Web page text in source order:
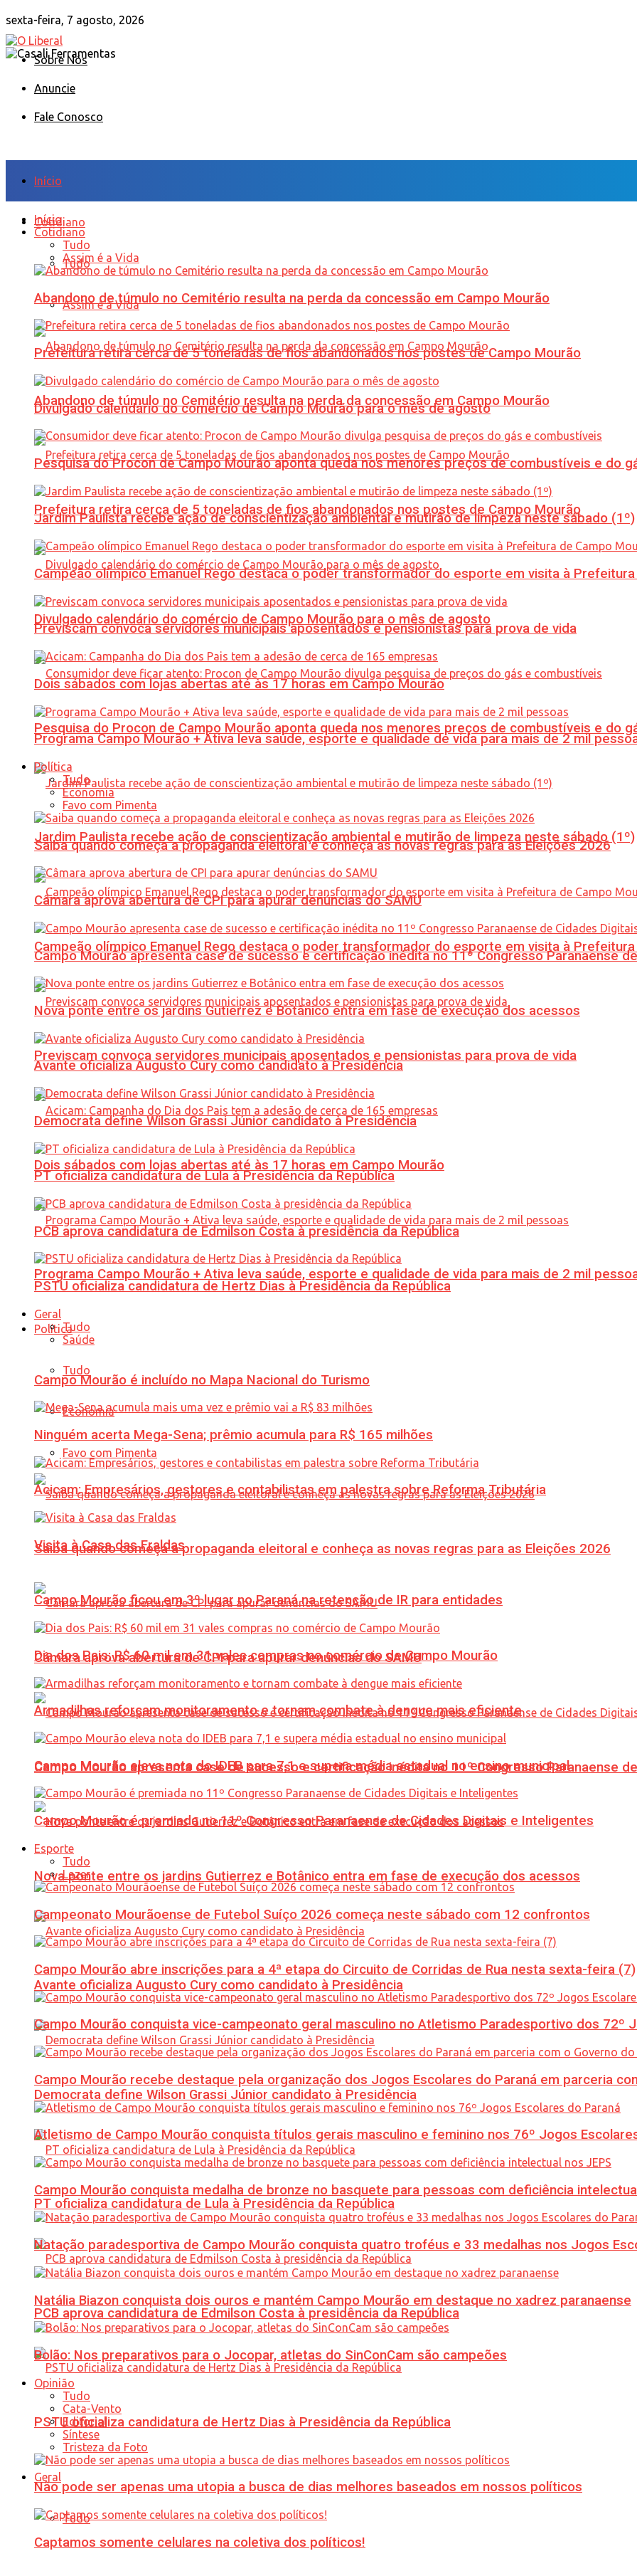
sexta-feira, 7 agosto, 2026
Sobre Nós
Anuncie
Fale Conosco
Início
Cotidiano
Tudo
Assim é a Vida
Abandono de túmulo no Cemitério resulta na perda da concessão em Campo Mourão
Prefeitura retira cerca de 5 toneladas de fios abandonados nos postes de Campo Mourão
Divulgado calendário do comércio de Campo Mourão para o mês de agosto
Pesquisa do Procon de Campo Mourão aponta queda nos menores preços de combustíveis e do
Jardim Paulista recebe ação de conscientização ambiental e mutirão de limpeza neste sábado (1º)
Campeão olímpico Emanuel Rego destaca o poder transformador do esporte em visita à
Previscam convoca servidores municipais aposentados e pensionistas para prova de vida
Dois sábados com lojas abertas até às 17 horas em Campo Mourão
Programa Campo Mourão + Ativa leva saúde, esporte e qualidade de vida para mais de 2 mil
Política
Tudo
Economia
Favo com Pimenta
Saiba quando começa a propaganda eleitoral e conheça as novas regras para as Eleições 2026
Câmara aprova abertura de CPI para apurar denúncias do SAMU
Campo Mourão apresenta case de sucesso e certificação inédita no 11º Congresso Paranaense
Nova ponte entre os jardins Gutierrez e Botânico entra em fase de execução dos acessos
Avante oficializa Augusto Cury como candidato à Presidência
Democrata define Wilson Grassi Júnior candidato à Presidência
PT oficializa candidatura de Lula à Presidência da República
PCB aprova candidatura de Edmilson Costa à presidência da República
PSTU oficializa candidatura de Hertz Dias à Presidência da República
Geral
Tudo
Início
Cotidiano
Tudo
Assim é a Vida
Abandono de túmulo no Cemitério resulta na perda da concessão em Campo Mourão
Prefeitura retira cerca de 5 toneladas de fios abandonados nos postes de Campo Mourão
Divulgado calendário do comércio de Campo Mourão para o mês de agosto
Pesquisa do Procon de Campo Mourão aponta queda nos menores preços de combustíveis e do
Jardim Paulista recebe ação de conscientização ambiental e mutirão de limpeza neste sábado (1º)
Campeão olímpico Emanuel Rego destaca o poder transformador do esporte em visita à
Previscam convoca servidores municipais aposentados e pensionistas para prova de vida
Dois sábados com lojas abertas até às 17 horas em Campo Mourão
Programa Campo Mourão + Ativa leva saúde, esporte e qualidade de vida para mais de 2 mil
Política
Tudo
Economia
Favo com Pimenta
Saiba quando começa a propaganda eleitoral e conheça as novas regras para as Eleições 2026
Câmara aprova abertura de CPI para apurar denúncias do SAMU
Campo Mourão apresenta case de sucesso e certificação inédita no 11º Congresso Paranaense
Nova ponte entre os jardins Gutierrez e Botânico entra em fase de execução dos acessos
Avante oficializa Augusto Cury como candidato à Presidência
Democrata define Wilson Grassi Júnior candidato à Presidência
PT oficializa candidatura de Lula à Presidência da República
PCB aprova candidatura de Edmilson Costa à presidência da República
PSTU oficializa candidatura de Hertz Dias à Presidência da República
Geral
Tudo
Saúde
Campo Mourão é incluído no Mapa Nacional do Turismo
Ninguém acerta Mega-Sena; prêmio acumula para R$ 165 milhões
Acicam: Empresários, gestores e contabilistas em palestra sobre Reforma Tributária
Visita à Casa das Fraldas
Campo Mourão ficou em 3º lugar no Paraná na retenção de IR para entidades
Dia dos Pais: R$ 60 mil em 31 vales compras no comércio de Campo Mourão
Armadilhas reforçam monitoramento e tornam combate à dengue mais eficiente
Campo Mourão eleva nota do IDEB para 7,1 e supera média estadual no ensino municipal
Campo Mourão é premiada no 11º Congresso Paranaense de Cidades Digitais e Inteligentes
Esporte
Tudo
Lazer
Campeonato Mourãoense de Futebol Suíço 2026 começa neste sábado com 12 confrontos
Campo Mourão abre inscrições para a 4ª etapa do Circuito de Corridas de Rua nesta sexta-feira (7)
Campo Mourão conquista vice-campeonato geral masculino no Atletismo Paradesportivo dos 72º
Campo Mourão recebe destaque pela organização dos Jogos Escolares do Paraná em parceria
Atletismo de Campo Mourão conquista títulos gerais masculino e feminino nos 76º Jogos
Campo Mourão conquista medalha de bronze no basquete para pessoas com deficiência
Natação paradesportiva de Campo Mourão conquista quatro troféus e 33 medalhas nos Jogos
Natália Biazon conquista dois ouros e mantém Campo Mourão em destaque no xadrez paranaense
Bolão: Nos preparativos para o Jocopar, atletas do SinConCam são campeões
Opinião
Tudo
Cata-Vento
Editorial
Síntese
Tristeza da Foto
Não pode ser apenas uma utopia a busca de dias melhores baseados em nossos políticos
Captamos somente celulares na coletiva dos políticos!